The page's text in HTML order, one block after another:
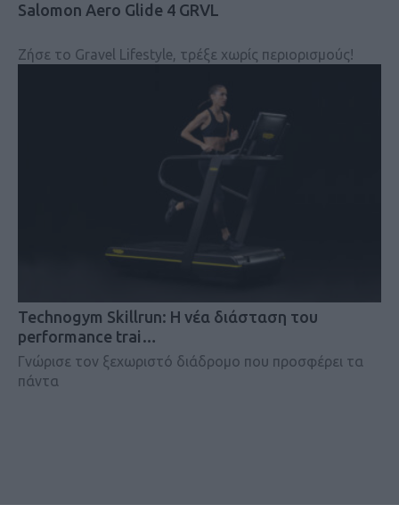
Salomon Aero Glide 4 GRVL
Ζήσε το Gravel Lifestyle, τρέξε χωρίς περιορισμούς!
Technogym Skillrun: Η νέα διάσταση του
performance trai…
Γνώρισε τον ξεχωριστό διάδρομο που προσφέρει τα
πάντα